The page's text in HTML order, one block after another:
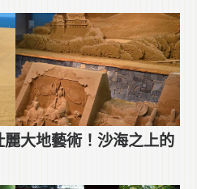
大地藝術！沙海之上的